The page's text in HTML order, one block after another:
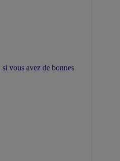
vous avez de bonnes